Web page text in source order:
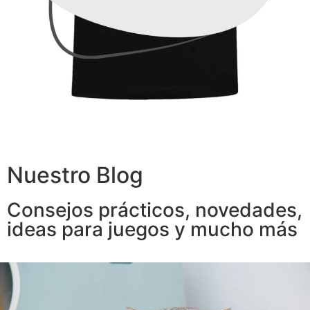
Nuestro Blog
Consejos prácticos, novedades,
ideas para juegos y mucho más